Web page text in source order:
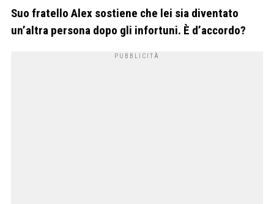
Suo fratello Alex sostiene che lei sia diventato
un’altra persona dopo gli infortuni. È d’accordo?